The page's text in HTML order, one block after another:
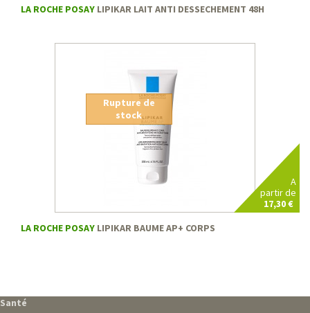
LA ROCHE POSAY LIPIKAR LAIT ANTI DESSECHEMENT 48H
A
partir de
17,30 €
Rupture de
stock
LA ROCHE POSAY LIPIKAR BAUME AP+ CORPS
Santé